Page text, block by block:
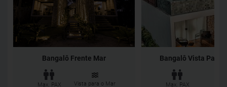
Bangalô Frente Mar
Max. PAX Vista para o Mar
Bangalô Vista
Max. PAX